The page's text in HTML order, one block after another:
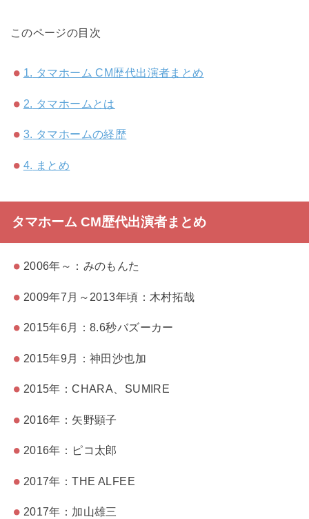
このページの目次
1. タマホーム CM歴代出演者まとめ
2. タマホームとは
3. タマホームの経歴
4. まとめ
タマホーム CM歴代出演者まとめ
2006年～：みのもんた
2009年7月～2013年頃：木村拓哉
2015年6月：8.6秒バズーカー
2015年9月：神田沙也加
2015年：CHARA、SUMIRE
2016年：矢野顕子
2016年：ピコ太郎
2017年：THE ALFEE
2017年：加山雄三